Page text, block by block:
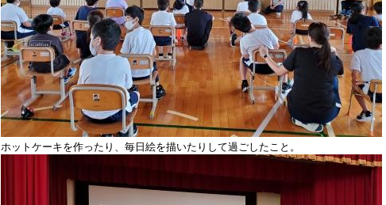
ホットケーキを作ったり、毎日絵を描いたりして過ごしたこと。